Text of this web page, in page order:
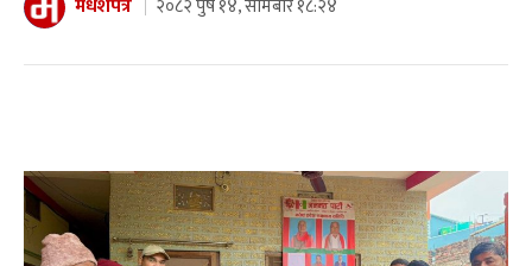
मधेशपत्र २०८२ पुष १४, सोमबार १८:२४